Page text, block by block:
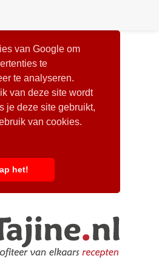
van Google om
te
te analyseren.
van deze site wordt
je deze site gebruikt,
van cookies.
het!